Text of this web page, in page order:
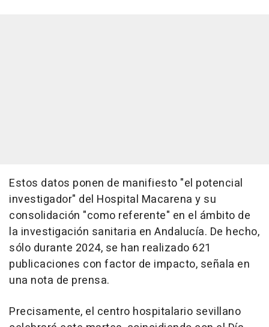
Estos datos ponen de manifiesto "el potencial
investigador" del Hospital Macarena y su
consolidación "como referente" en el ámbito de
la investigación sanitaria en Andalucía. De hecho,
sólo durante 2024, se han realizado 621
publicaciones con factor de impacto, señala en
una nota de prensa.
Precisamente, el centro hospitalario sevillano